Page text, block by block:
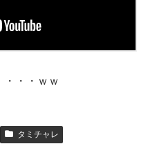
・・ｗｗ
タミチャレ